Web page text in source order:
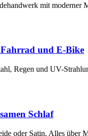
mit
und E-Bike
Regen und UV-
Schlaf
oder Satin. Alles über